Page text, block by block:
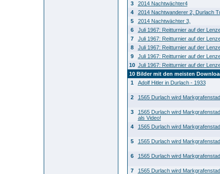
3
2014 Nachtwächter4
4
2014 Nachtwanderer 2, Durlach
5
2014 Nachtwächter 3,
6
Juli 1967: Reitturnier auf der
7
Juli 1967: Reitturnier auf der
8
Juli 1967: Reitturnier auf der
9
Juli 1967: Reitturnier auf der
10 Juli 1967: Reitturnier auf der
10 Bilder mit den meisten
1
Adolf Hitler in Durlach - 1933
2 1565 Durlach wird
3
1565 Durlach wird
als Video!
4
1565 Durlach wird
5 1565 Durlach wird
6 1565 Durlach wird
7 1565 Durlach wird